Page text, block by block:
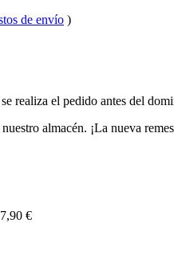
de envío )
realiza el pedido antes del
almacén. ¡La nueva
€